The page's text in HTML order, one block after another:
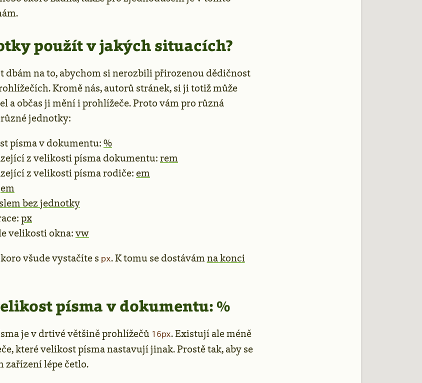
použít v jakých situacích?
dbám na to, abychom si nerozbili přirozenou dědičnost
Kromě nás, autorů stránek, si ji totiž může
a občas ji mění i prohlížeče. Proto vám pro různá
jednotky:
písma v dokumentu:%
z velikosti písma dokumentu:rem
z velikosti písma rodiče: em
em
bez jednotky
px
velikosti okna:vw
všude vystačíte s px. K tomu se dostávámna konci
písma v dokumentu: %
je v drtivé většině prohlížečů 16px. Existují ale méně
které velikost písma nastavují jinak. Prostě tak, aby se
zařízení lépe četlo.